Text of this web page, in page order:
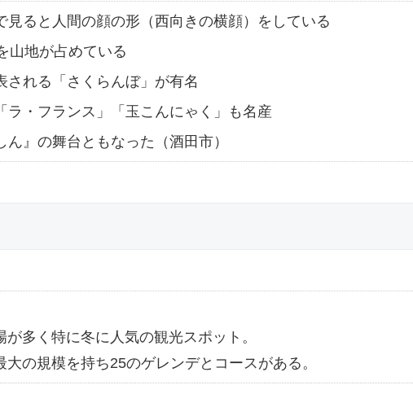
見ると人間の顔の形（西向きの横顔）をしている
山地が占めている
される「さくらんぼ」が有名
ラ・フランス」「玉こんにゃく」も名産
ん』の舞台ともなった（酒田市）
多く特に冬に人気の観光スポット。
の規模を持ち25のゲレンデとコースがある。